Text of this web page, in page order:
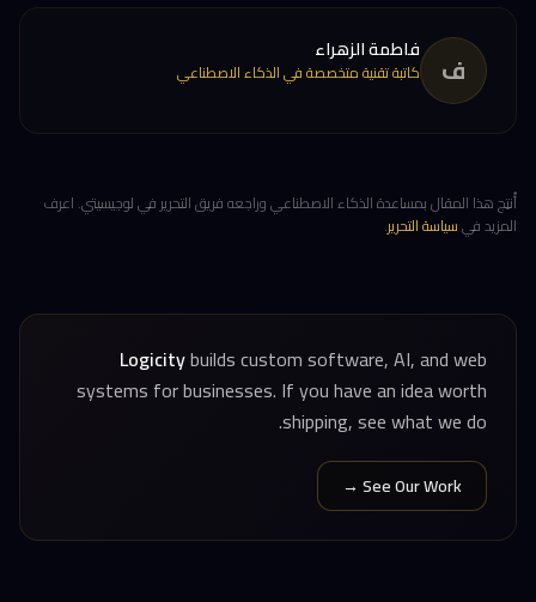
ف فاطمة الزهراء
كاتبة تقنية متخصصة في الذكاء الاصطناعي
أُنتِج هذا المقال بمساعدة الذكاء الاصطناعي وراجعه فريق التحرير في لوجيسيتي. اعرف
المزيد فيسياسة التحرير.
Logicitybuilds custom software, AI, and web
systems for businesses. If you have an idea worth
shipping, see what we do.
See Our Work →